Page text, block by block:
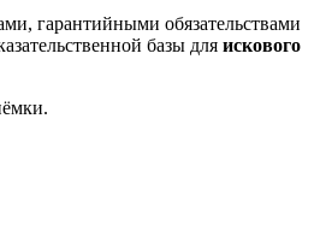
гарантийными обязательствами
базы для искового